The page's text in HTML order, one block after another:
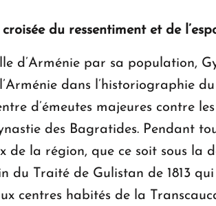
du ressentiment et de
d’Arménie par sa population,
dans l’historiographie
d’émeutes majeures contre
des Bagratides. Pendant
de la région, que ce soit sous la
du Traité de Gulistan de 1813
centres habités de la